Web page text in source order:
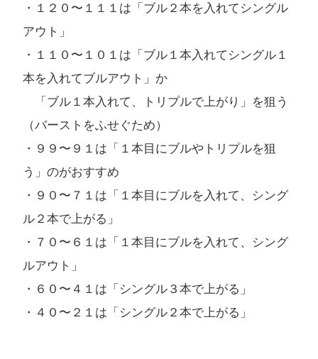
・１２０〜１１１は「ブル２本を入れてシングル
アウト」
・１１０〜１０１は「ブル１本入れてシングル１
本を入れてブルアウト」か
「ブル１本入れて、トリプルで上がり」を狙う
（バーストをふせぐため）
・９９〜９１は「１本目にブルやトリプルを狙
う」のがおすすめ
・９０〜７１は「１本目にブルを入れて、シング
ル２本で上がる」
・７０〜６１は「１本目にブルを入れて、シング
ルアウト」
・６０〜４１は「シングル３本で上がる」
・４０〜２１は「シングル２本で上がる」